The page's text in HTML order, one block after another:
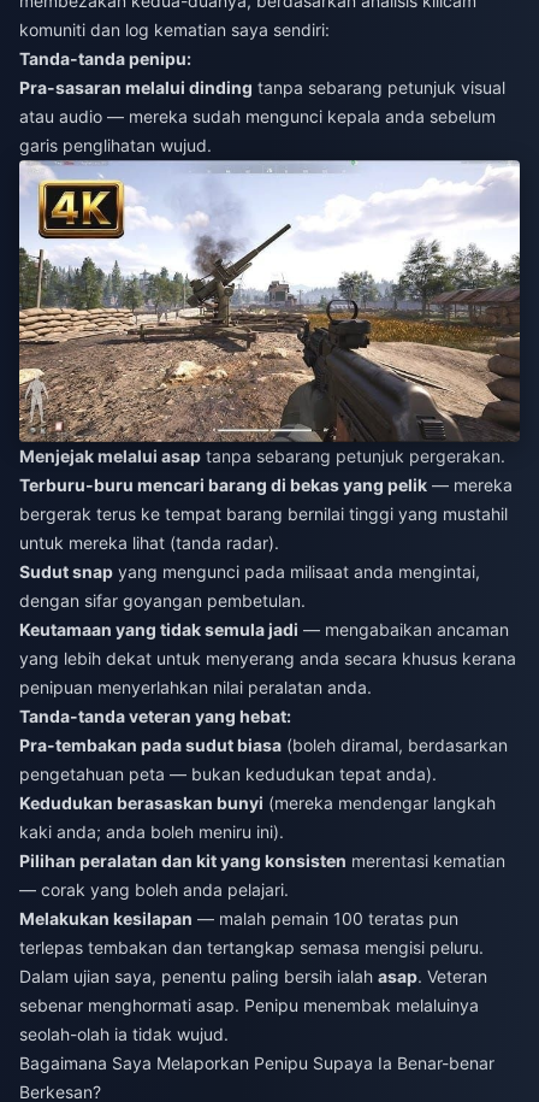
komuniti dan log kematian saya sendiri:
Tanda-tanda penipu:
Pra-sasaran melalui dinding tanpa sebarang petunjuk visual
atau audio — mereka sudah mengunci kepala anda sebelum
garis penglihatan wujud.
Menjejak melalui asap tanpa sebarang petunjuk pergerakan.
Terburu-buru mencari barang di bekas yang pelik — mereka
bergerak terus ke tempat barang bernilai tinggi yang mustahil
untuk mereka lihat (tanda radar).
Sudut snap yang mengunci pada milisaat anda mengintai,
dengan sifar goyangan pembetulan.
Keutamaan yang tidak semula jadi — mengabaikan ancaman
yang lebih dekat untuk menyerang anda secara khusus kerana
penipuan menyerlahkan nilai peralatan anda.
Tanda-tanda veteran yang hebat:
Pra-tembakan pada sudut biasa (boleh diramal, berdasarkan
pengetahuan peta — bukan kedudukan tepat anda).
Kedudukan berasaskan bunyi (mereka mendengar langkah
kaki anda; anda boleh meniru ini).
Pilihan peralatan dan kit yang konsisten merentasi kematian
— corak yang boleh anda pelajari.
Melakukan kesilapan — malah pemain 100 teratas pun
terlepas tembakan dan tertangkap semasa mengisi peluru.
Dalam ujian saya, penentu paling bersih ialah asap. Veteran
sebenar menghormati asap. Penipu menembak melaluinya
seolah-olah ia tidak wujud.
Bagaimana Saya Melaporkan Penipu Supaya Ia Benar-benar
Berkesan?